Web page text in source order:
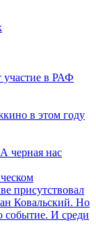
участие в РАФ
в этом году
черная нас
присутствовал
Ковальский. Но
событие. И среди